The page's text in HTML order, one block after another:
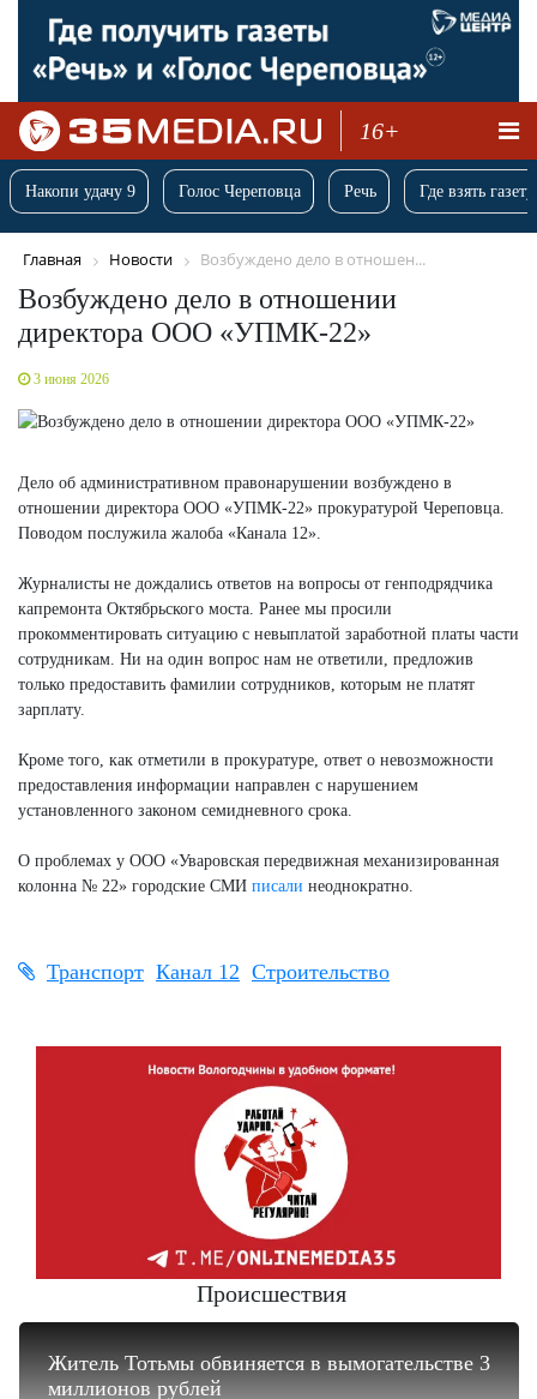
16+
Накопи удачу 9 Голос Череповца Речь Где взять
Главная Новости Возбуждено дело в отношен...
Возбуждено дело в отношении
директора ООО «УПМК-22»
3 июня 2026
Дело об административном правонарушении возбуждено в
отношении директора ООО «УПМК-22» прокуратурой Череповца.
Поводом послужила жалоба «Канала 12».
Журналисты не дождались ответов на вопросы от генподрядчика
капремонта Октябрьского моста. Ранее мы просили
прокомментировать ситуацию с невыплатой заработной платы части
сотрудникам. Ни на один вопрос нам не ответили, предложив
только предоставить фамилии сотрудников, которым не платят
зарплату.
Кроме того, как отметили в прокуратуре, ответ о невозможности
предоставления информации направлен с нарушением
установленного законом семидневного срока.
О проблемах у ООО «Уваровская передвижная механизированная
колонна № 22» городские СМИ писали неоднократно.
Транспорт Канал 12 Строительство
Происшествия
Житель Тотьмы обвиняется в вымогательстве 3
миллионов рублей